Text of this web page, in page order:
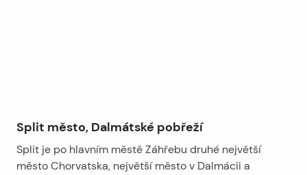
Split město, Dalmátské pobřeží
Split je po hlavním městě Záhřebu druhé největší
město Chorvatska, největší město v Dalmácii a